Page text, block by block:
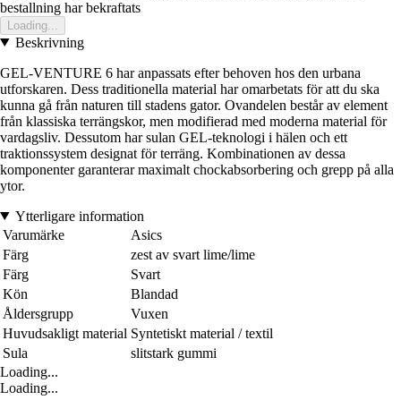
bestallning har bekraftats
Loading...
Beskrivning
GEL-VENTURE 6 har anpassats efter behoven hos den urbana
utforskaren. Dess traditionella material har omarbetats för att du ska
kunna gå från naturen till stadens gator. Ovandelen består av element
från klassiska terrängskor, men modifierad med moderna material för
vardagsliv. Dessutom har sulan GEL-teknologi i hälen och ett
traktionssystem designat för terräng. Kombinationen av dessa
komponenter garanterar maximalt chockabsorbering och grepp på alla
ytor.
Ytterligare information
Varumärke
Asics
Färg
zest av svart lime/lime
Färg
Svart
Kön
Blandad
Åldersgrupp
Vuxen
Huvudsakligt material Syntetiskt material / textil
Sula
slitstark gummi
Loading...
Loading...